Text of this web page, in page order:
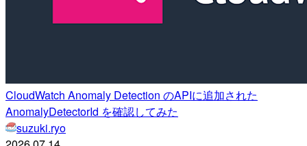
CloudWatch Anomaly Detection のAPIに追加された
AnomalyDetectorId を確認してみた
suzuki.ryo